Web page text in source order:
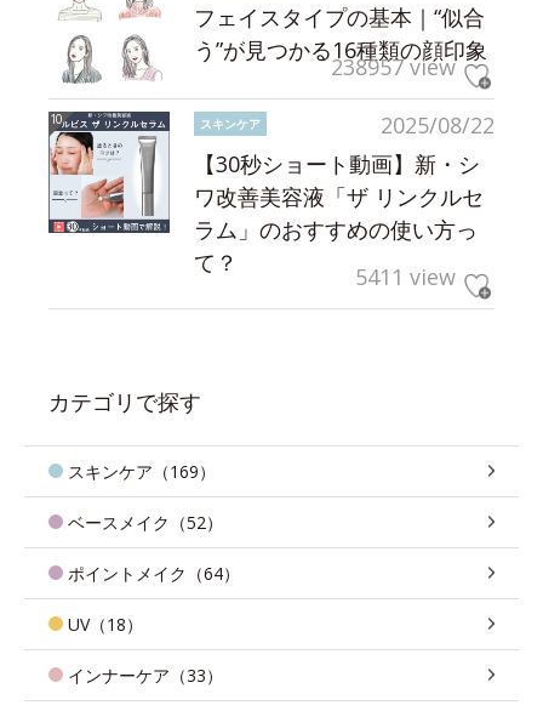
フェイスタイプの基本｜“似合
う”が見つかる16種類の顔印象
238957 view
2025/08/22
スキンケア
【30秒ショート動画】新・シ
ワ改善美容液「ザ リンクルセ
ラム」のおすすめの使い方っ
て？
5411 view
カテゴリで探す
スキンケア（169）
ベースメイク（52）
ポイントメイク（64）
UV（18）
インナーケア（33）